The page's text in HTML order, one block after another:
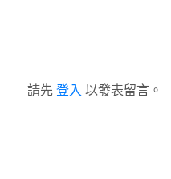
請先 登入 以發表留言。